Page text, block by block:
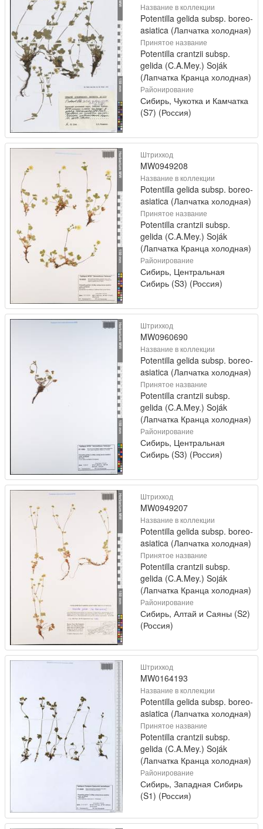
Название в коллекции
Potentilla gelida subsp. boreo-
asiatica (Лапчатка холодная)
Принятое название
Potentilla crantzii subsp.
gelida (C.A.Mey.) Soják
(Лапчатка Кранца холодная)
Районирование
Сибирь, Чукотка и Камчатка
(S7) (Россия)
Штрихкод
MW0949208
Название в коллекции
Potentilla gelida subsp. boreo-
asiatica (Лапчатка холодная)
Принятое название
Potentilla crantzii subsp.
gelida (C.A.Mey.) Soják
(Лапчатка Кранца холодная)
Районирование
Сибирь, Центральная
Сибирь (S3) (Россия)
Штрихкод
MW0960690
Название в коллекции
Potentilla gelida subsp. boreo-
asiatica (Лапчатка холодная)
Принятое название
Potentilla crantzii subsp.
gelida (C.A.Mey.) Soják
(Лапчатка Кранца холодная)
Районирование
Сибирь, Центральная
Сибирь (S3) (Россия)
Штрихкод
MW0949207
Название в коллекции
Potentilla gelida subsp. boreo-
asiatica (Лапчатка холодная)
Принятое название
Potentilla crantzii subsp.
gelida (C.A.Mey.) Soják
(Лапчатка Кранца холодная)
Районирование
Сибирь, Алтай и Саяны (S2)
(Россия)
Штрихкод
MW0164193
Название в коллекции
Potentilla gelida subsp. boreo-
asiatica (Лапчатка холодная)
Принятое название
Potentilla crantzii subsp.
gelida (C.A.Mey.) Soják
(Лапчатка Кранца холодная)
Районирование
Сибирь, Западная Сибирь
(S1) (Россия)